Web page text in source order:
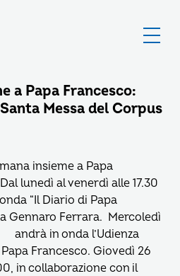
a Papa Francesco:
Messa del Corpus
insieme a Papa
lunedì al venerdì alle 17.30
“Il Diario di Papa
Gennaro Ferrara. Mercoledì
in onda l’Udienza
Francesco. Giovedì 26
in collaborazione con il